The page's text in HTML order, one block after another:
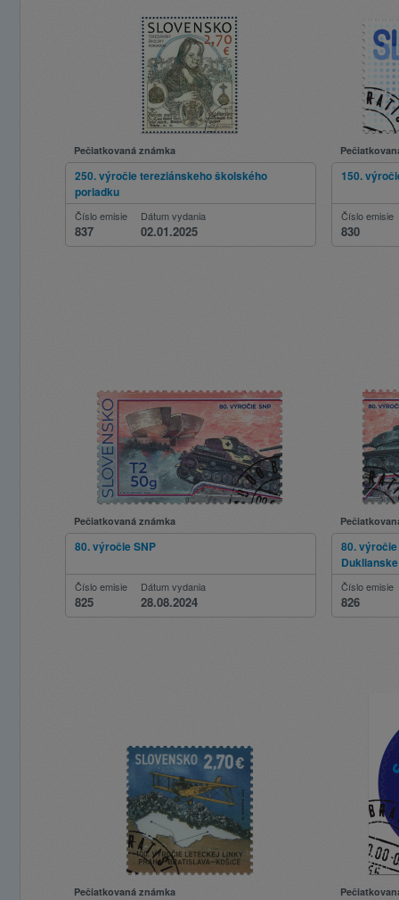
Pečiatkovaná známka
250. výročie tereziánskeho školského
poriadku
Číslo emisie
837
Dátum vydania
02.01.2025
150.
Číslo emisie
830
Pečiatkovaná známka
80. výročie SNP
Číslo emisie
825
Dátum vydania
28.08.2024
80.
Číslo emisie
826
Pečiatkovaná známka